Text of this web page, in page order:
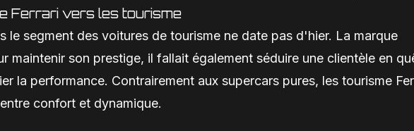
Ferrari vers les tourisme
le segment des voitures de tourisme ne date pas d'hier. La marque
maintenir son prestige, il fallait également séduire une clientèle en
la performance. Contrairement aux supercars pures, les tourisme
confort et dynamique.